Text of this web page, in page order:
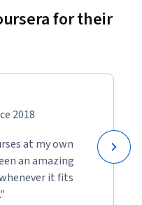
for their
2018
at my own
an amazing
it fits